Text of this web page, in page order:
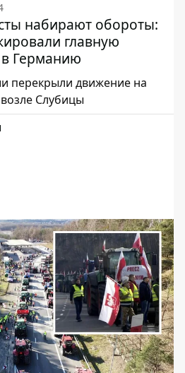
набирают обороты:
главную
в Германию
перекрыли движение на
Слубицы